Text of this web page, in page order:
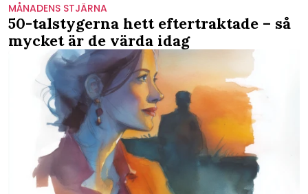
MÅNADENS STJÄRNA
50-talstygerna hett eftertraktade – så
mycket är de värda idag